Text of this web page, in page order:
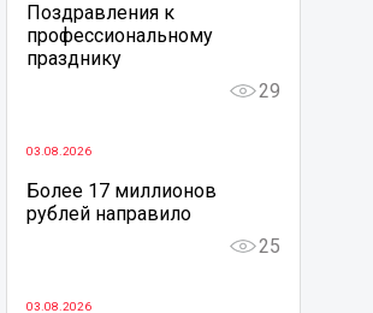
Поздравления к
профессиональному
празднику
29
03.08.2026
Более 17 миллионов
рублей направило
25
03.08.2026